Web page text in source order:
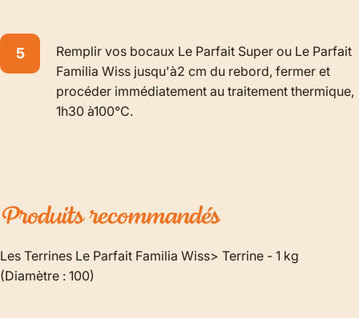
Remplir vos bocaux Le Parfait Super ou Le Parfait
Familia Wiss jusqu'à2 cm du rebord, fermer et
procéder immédiatement au traitement thermique,
1h30 à100°C.
Produitsrecommandés
Les Terrines Le Parfait Familia Wiss> Terrine - 1 kg
(Diamètre : 100)